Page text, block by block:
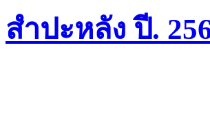
สำปะหลัง ปี.